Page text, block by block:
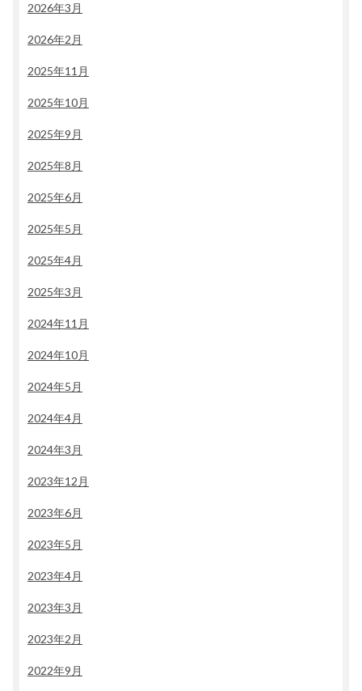
2026年3月
2026年2月
2025年11月
2025年10月
2025年9月
2025年8月
2025年6月
2025年5月
2025年4月
2025年3月
2024年11月
2024年10月
2024年5月
2024年4月
2024年3月
2023年12月
2023年6月
2023年5月
2023年4月
2023年3月
2023年2月
2022年9月